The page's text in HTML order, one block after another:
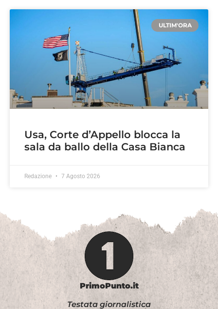
ULTIM'ORA
Usa, Corte d’Appello blocca la
sala da ballo della Casa Bianca
Redazione 7 Agosto 2026
PrimoPunto.it
Testata giornalistica